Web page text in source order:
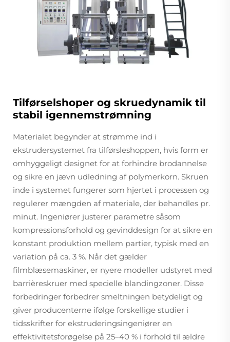
Tilførselshoper og skruedynamik til
stabil igennemstrømning
Materialet begynder at strømme ind i
ekstrudersystemet fra tilførsleshoppen, hvis form er
omhyggeligt designet for at forhindre brodannelse
og sikre en jævn udledning af polymerkorn. Skruen
inde i systemet fungerer som hjertet i processen og
regulerer mængden af materiale, der behandles pr.
minut. Ingeniører justerer parametre såsom
kompressionsforhold og gevinddesign for at sikre en
konstant produktion mellem partier, typisk med en
variation på ca. 3 %. Når det gælder
filmblæsemaskiner, er nyere modeller udstyret med
barrièreskruer med specielle blandingzoner. Disse
forbedringer forbedrer smeltningen betydeligt og
giver producenterne ifølge forskellige studier i
tidsskrifter for ekstruderingsingeniører en
effektivitetsforøgelse på 25–40 % i forhold til ældre